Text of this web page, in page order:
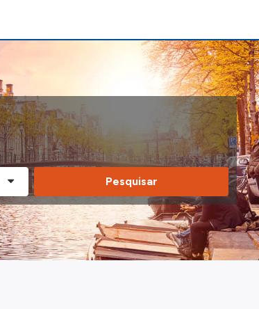
Pesquisar